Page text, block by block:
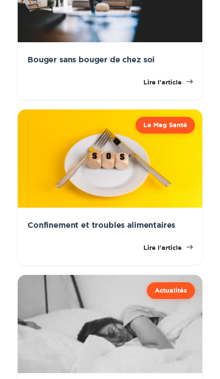
Bouger sans bouger de chez soi
Lire l'article
Le Mag Santé
Confinement et troubles alimentaires
Lire l'article
Actualités